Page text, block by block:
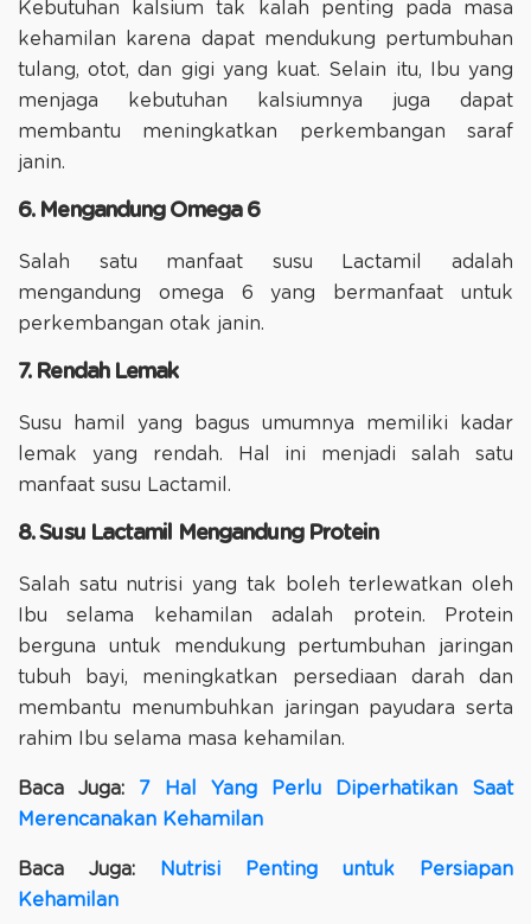
Kebutuhan kalsium tak kalah penting pada masa
kehamilan karena dapat mendukung pertumbuhan
tulang, otot, dan gigi yang kuat. Selain itu, Ibu yang
menjaga kebutuhan kalsiumnya juga dapat
membantu meningkatkan perkembangan saraf
janin.
6. Mengandung Omega 6
Salah satu manfaat susu Lactamil adalah
mengandung omega 6 yang bermanfaat untuk
perkembangan otak janin.
7. Rendah Lemak
Susu hamil yang bagus umumnya memiliki kadar
lemak yang rendah. Hal ini menjadi salah satu
manfaat susu Lactamil.
8. Susu Lactamil Mengandung Protein
Salah satu nutrisi yang tak boleh terlewatkan oleh
Ibu selama kehamilan adalah protein. Protein
berguna untuk mendukung pertumbuhan jaringan
tubuh bayi, meningkatkan persediaan darah dan
membantu menumbuhkan jaringan payudara serta
rahim Ibu selama masa kehamilan.
Baca Juga:
7 Hal Yang Perlu Diperhatikan Saat
Merencanakan Kehamilan
Baca Juga: Nutrisi Penting untuk Persiapan
Kehamilan